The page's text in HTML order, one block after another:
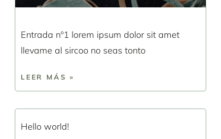
Entrada nº1 lorem ipsum dolor sit amet
llevame al sircoo no seas tonto
LEER MÁS »
Hello world!